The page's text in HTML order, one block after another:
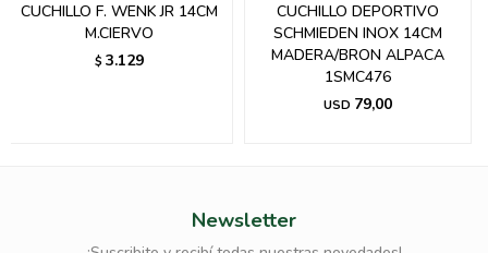
CUCHILLO F. WENK JR 14CM
M.CIERVO
$ 3.129
CUCHILLO DEPORTIVO
SCHMIEDEN INOX 14CM
MADERA/BRON ALPACA
1SMC476
USD 79,00
Newsletter